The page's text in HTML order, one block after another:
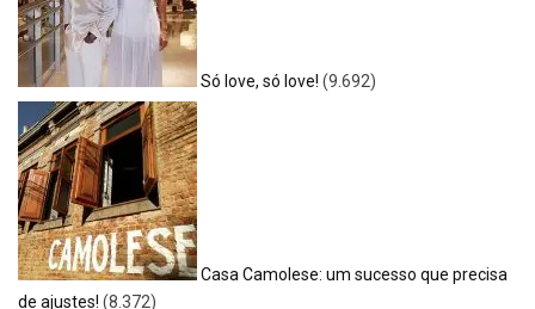
Só love, só love! (9.692)
Casa Camolese: um sucesso que precisa
de ajustes! (8.372)